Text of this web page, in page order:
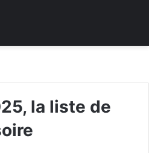
la liste de